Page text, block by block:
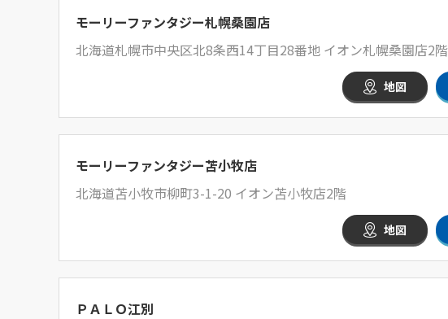
モーリーファンタジー札幌桑園店
北海道札幌市中央区北8条西14丁目28番地 イオン札幌桑園店2階
地図
モーリーファンタジー苫小牧店
北海道苫小牧市柳町3-1-20 イオン苫小牧店2階
地図
ＰＡＬＯ江別